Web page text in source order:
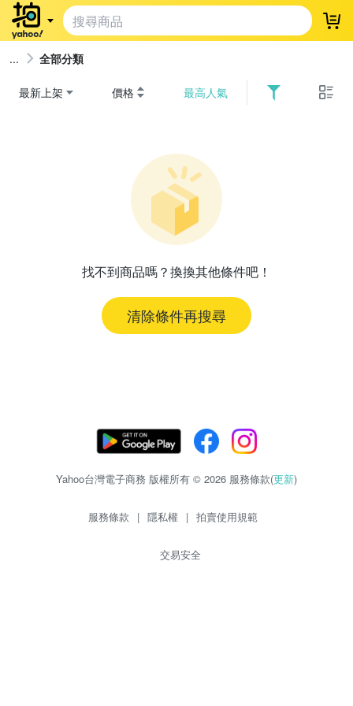
登
全部分類
最新上架 價格 最高人氣
找不到商品嗎？換換其他條件吧！
清除條件再搜尋
Yahoo台灣電子商務 版權所有 © 2026 服務條款(更新)
服務條款 | 隱私權 | 拍賣使用規範
交易安全